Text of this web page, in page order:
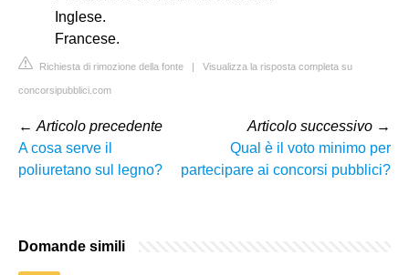
Inglese.
Francese.
Richiesta di rimozione della fonte | Visualizza la risposta completa su
concorsipubblici.com
← Articolo precedente
A cosa serve il
poliuretano sul legno?
Articolo successivo →
Qual è il voto minimo per
partecipare ai concorsi pubblici?
Domande simili